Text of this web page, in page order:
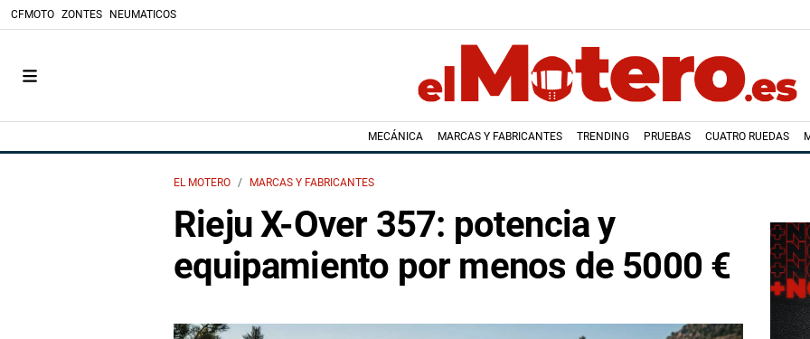
CFMOTO ZONTES NEUMATICOS
MECÁNICA MARCAS Y FABRICANTES TRENDING PRUEBAS CUATRO RUEDAS
EL MOTERO MARCAS Y FABRICANTES
Rieju X-Over 357: potencia y
equipamiento por menos de 5000 €